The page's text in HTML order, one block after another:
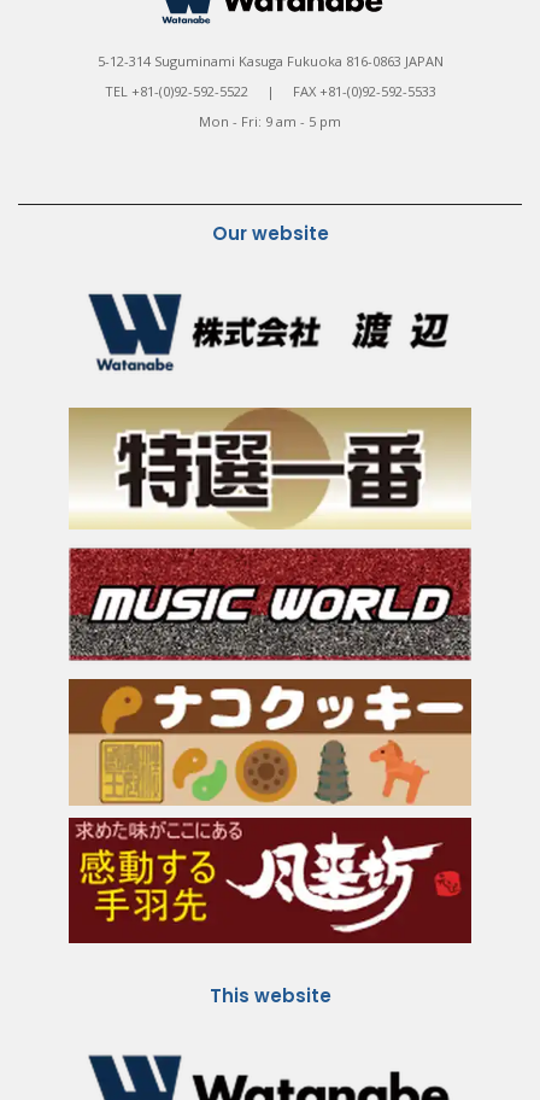
5-12-314 Suguminami Kasuga Fukuoka 816-0863 JAPAN
TEL +81-(0)92-592-5522 | FAX +81-(0)92-592-5533
Mon - Fri: 9 am - 5 pm
Our website
This website